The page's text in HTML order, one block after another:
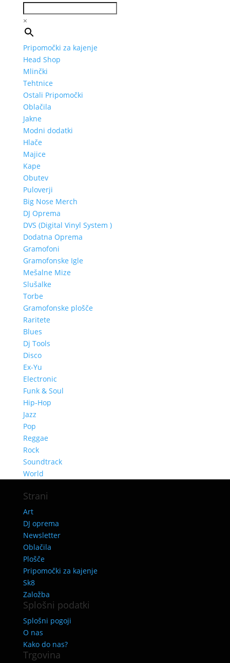
×
Pripomočki za kajenje
Head Shop
Mlinčki
Tehtnice
Ostali Pripomočki
Oblačila
Jakne
Modni dodatki
Hlače
Majice
Kape
Obutev
Puloverji
Big Nose Merch
DJ Oprema
DVS (Digital Vinyl System )
Dodatna Oprema
Gramofoni
Gramofonske Igle
Mešalne Mize
Slušalke
Torbe
Gramofonske plošče
Raritete
Blues
Dj Tools
Disco
Ex-Yu
Electronic
Funk & Soul
Hip-Hop
Jazz
Pop
Reggae
Rock
Soundtrack
World
Strani
Art
DJ oprema
Newsletter
Oblačila
Plošče
Pripomočki za kajenje
Sk8
Založba
Splošni podatki
Splošni pogoji
O nas
Kako do nas?
Trgovina